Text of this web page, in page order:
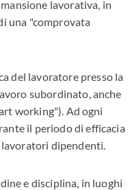
lavorativa, in
una "comprovata
del lavoratore presso la
subordinato, anche
working"). Ad ogni
il periodo di efficacia
lavoratori dipendenti.
e disciplina, in luoghi